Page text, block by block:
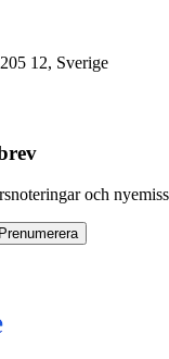
12, Sverige
och
Prenumerera